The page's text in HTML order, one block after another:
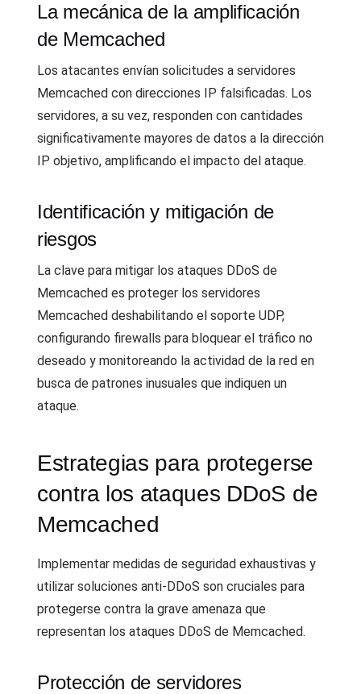
La mecánica de la amplificación
de Memcached
Los atacantes envían solicitudes a servidores
Memcached con direcciones IP falsificadas. Los
servidores, a su vez, responden con cantidades
significativamente mayores de datos a la dirección
IP objetivo, amplificando el impacto del ataque.
Identificación y mitigación de
riesgos
La clave para mitigar los ataques DDoS de
Memcached es proteger los servidores
Memcached deshabilitando el soporte UDP,
configurando firewalls para bloquear el tráfico no
deseado y monitoreando la actividad de la red en
busca de patrones inusuales que indiquen un
ataque.
Estrategias para protegerse
contra los ataques DDoS de
Memcached
Implementar medidas de seguridad exhaustivas y
utilizar soluciones anti-DDoS son cruciales para
protegerse contra la grave amenaza que
representan los ataques DDoS de Memcached.
Protección de servidores